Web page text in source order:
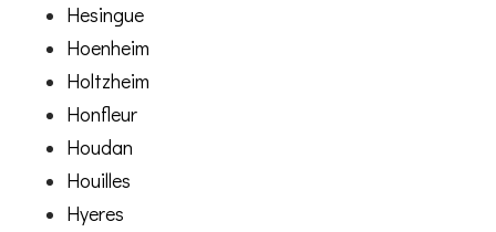
Hesingue
Hoenheim
Holtzheim
Honfleur
Houdan
Houilles
Hyeres